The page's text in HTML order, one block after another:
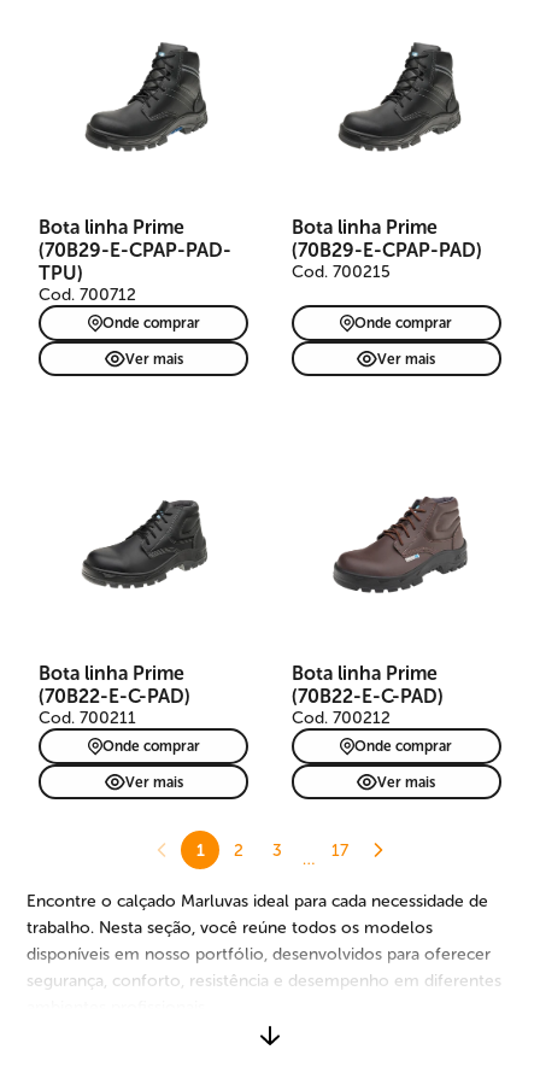
Bota linha Prime
(70B29-E-CPAP-PAD-
TPU)
Cod. 700712
Onde comprar
Ver mais
Bota linha Prime
(70B29-E-CPAP-PAD)
Cod. 700215
Onde comprar
Ver mais
Bota linha Prime
(70B22-E-C-PAD)
Cod. 700211
Onde comprar
Ver mais
Bota linha Prime
(70B22-E-C-PAD)
Cod. 700212
Onde comprar
Ver mais
1 2 3 … 17
Encontre o calçado Marluvas ideal para cada necessidade de
trabalho. Nesta seção, você reúne todos os modelos
disponíveis em nosso portfólio, desenvolvidos para oferecer
segurança, conforto, resistência e desempenho em diferentes
São opções para diversos segmentos, riscos e rotinas de uso,